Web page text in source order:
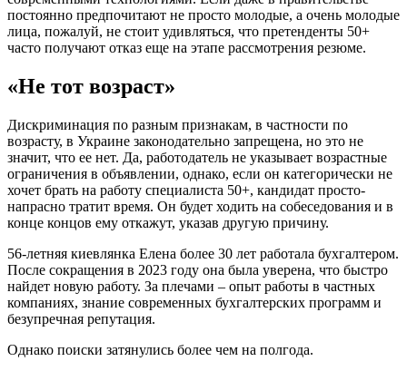
постоянно предпочитают не просто молодые, а очень молодые
лица, пожалуй, не стоит удивляться, что претенденты 50+
часто получают отказ еще на этапе рассмотрения резюме.
«Не тот возраст»
Дискриминация по разным признакам, в частности по
возрасту, в Украине законодательно запрещена, но это не
значит, что ее нет. Да, работодатель не указывает возрастные
ограничения в объявлении, однако, если он категорически не
хочет брать на работу специалиста 50+, кандидат просто-
напрасно тратит время. Он будет ходить на собеседования и в
конце концов ему откажут, указав другую причину.
56-летняя киевлянка Елена более 30 лет работала бухгалтером.
После сокращения в 2023 году она была уверена, что быстро
найдет новую работу. За плечами – опыт работы в частных
компаниях, знание современных бухгалтерских программ и
безупречная репутация.
Однако поиски затянулись более чем на полгода.